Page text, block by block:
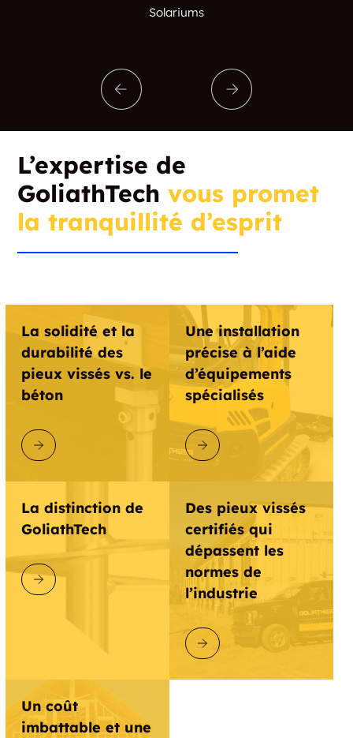
Essex Village
Fair Haven Fair Haven East
Fair Haven Heights Fair Lawn
Fairfield
Falls Village Farmington
Flanders Floydville
Forbes Village Forest Heights
Forestville Foxon
Franklin Frog Hollow
Gaylordsville Georgetown
Germantown Giants Neck
Gildersleeve Gilead
Glasgo
Glenbrook
Solariums
L’expertise de
GoliathTechvous promet
la tranquillité d’esprit
La solidité et la
durabilité des
pieux vissés vs. le
béton
DÉCOUVRIR GOLIATHTECH
Une installation
précise à l’aide
d’équipements
spécialisés
DÉCOUVRIR GOLIATHTECH
La distinction de
GoliathTech
DÉCOUVRIR GOLIATHTECH
Des pieux vissés
certifiés qui
dépassent les
normes de
l’industrie
DÉCOUVRIR GOLIATHTECH
Un coût
imbattable et une